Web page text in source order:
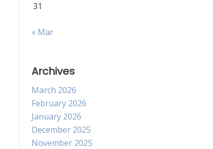
31
« Mar
Archives
March 2026
February 2026
January 2026
December 2025
November 2025